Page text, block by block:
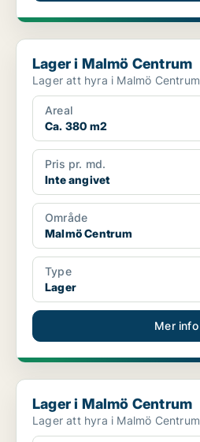
Lager i Malmö Centrum
Lager i Malmö Centrum
Lager att hyra i Malmö Centrum
Areal
Ca. 380 m2
Pris pr. md.
Inte angivet
Område
Malmö Centrum
Type
Lager
Mer info
Lager i Malmö Centrum
Lager i Malmö Centrum
Lager att hyra i Malmö Centrum